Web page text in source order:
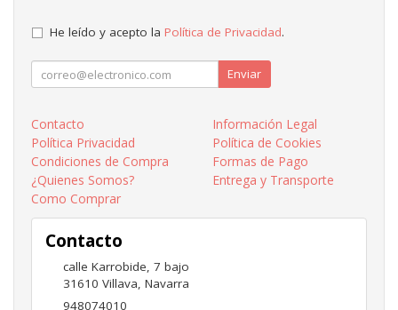
He leído y acepto la Política de Privacidad.
Enviar
Contacto
Información Legal
Política Privacidad
Política de Cookies
Condiciones de Compra
Formas de Pago
¿Quienes Somos?
Entrega y Transporte
Como Comprar
Contacto
calle Karrobide, 7 bajo
31610 Villava, Navarra
948074010